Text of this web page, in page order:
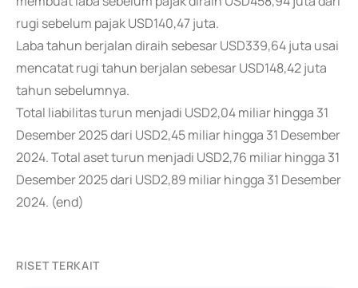
rugi sebelum pajak USD140,47 juta.
Laba tahun berjalan diraih sebesar USD339,64 juta usai
mencatat rugi tahun berjalan sebesar USD148,42 juta
tahun sebelumnya.
Total liabilitas turun menjadi USD2,04 miliar hingga 31
Desember 2025 dari USD2,45 miliar hingga 31 Desember
2024. Total aset turun menjadi USD2,76 miliar hingga 31
Desember 2025 dari USD2,89 miliar hingga 31 Desember
2024. (end)
RISET TERKAIT